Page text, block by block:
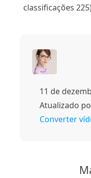
classificações
11 de
Atualizado
Converter